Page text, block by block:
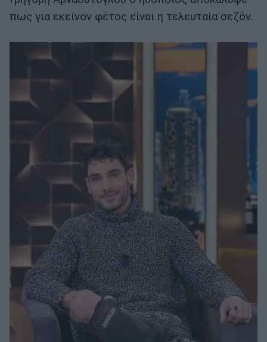
πως για εκείνον φέτος είναι η τελευταία σεζόν.